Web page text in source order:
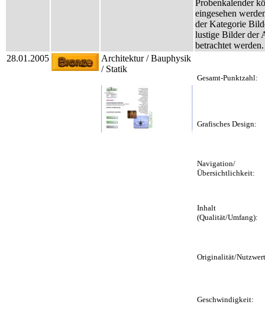
Probenkalender
eingesehen
der Kategorie
lustige Bilder der
betrachtet werden.
28.01.2005
Architektur / Bauphysik
/ Statik
Gesamt-Punktzahl:
Grafisches Design:
Navigation/
Übersichtlichkeit:
Inhalt
(Qualität/Umfang):
Originalität/
Geschwindigkeit: